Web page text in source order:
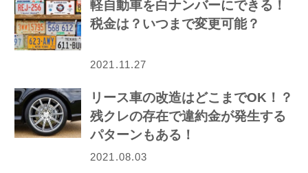
軽自動車を白ナンバーにできる！
税金は？いつまで変更可能？
2021.11.27
リース車の改造はどこまでOK！？
残クレの存在で違約金が発生する
パターンもある！
2021.08.03